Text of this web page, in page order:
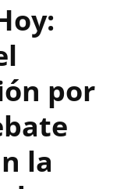
por
la